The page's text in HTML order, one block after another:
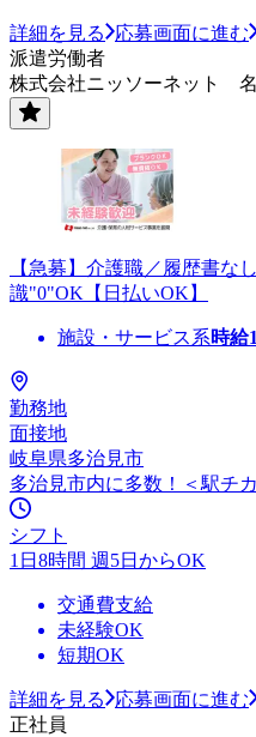
詳細を見る
応募画面に進む
派遣労働者
株式会社ニッソーネット 名
【急募】介護職／履歴書な
識"0"OK【日払いOK】
施設・サービス系時給
勤務地
面接地
岐阜県多治見市
多治見市内に多数！＜駅チ
シフト
1日8時間 週5日からOK
交通費支給
未経験OK
短期OK
詳細を見る
応募画面に進む
正社員